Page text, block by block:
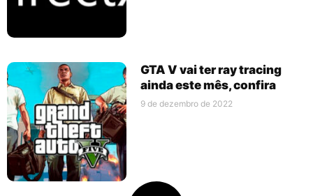
GTA V vai ter ray tracing
ainda este mês, confira
9 de dezembro de 2022